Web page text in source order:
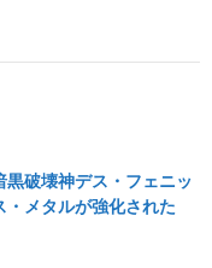
黒破壊神デス・フェニッ
・メタルが強化された